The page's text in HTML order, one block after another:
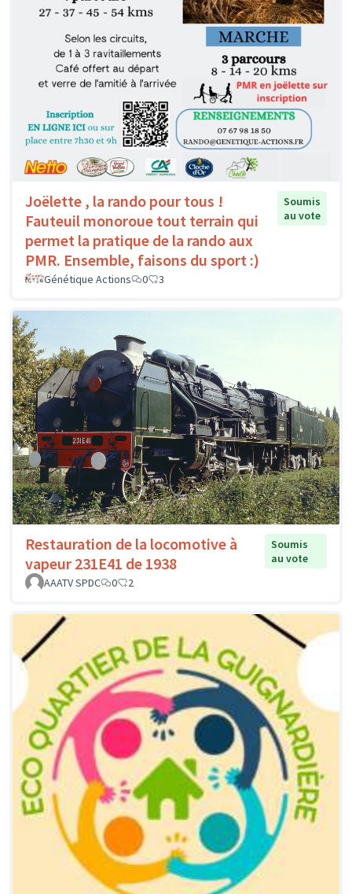
Joëlette , la rando pour tous !
Fauteuil monoroue tout terrain qui
permet la pratique de la rando aux
PMR. Ensemble, faisons du sport :)
Soumis
au vote
Génétique Actions 0 3
Restauration de la locomotive à
vapeur 231E41 de 1938
Soumis
au vote
AAATV SPDC
0 2